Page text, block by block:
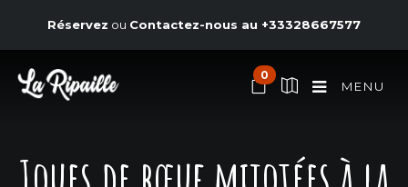
Réservez ou Contactez-nous au +33328667577
0
MENU